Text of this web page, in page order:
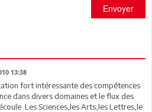
Envoyer
13:38
fort intéressante des compétences
dans divers domaines et le flux des
.Les Sciences,les Arts,les Lettres,le